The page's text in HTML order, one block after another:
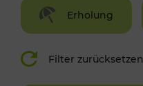
Erholung
Filter zurücksetzen